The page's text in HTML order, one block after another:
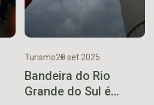
Turismo20 set 2025
Bandeira do Rio
Grande do Sul é